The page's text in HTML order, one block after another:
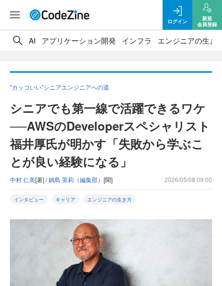
ログイン
新規
会員登録
AI アプリケーション開発 インフラ エンジニアの生き
"カッコいい"シニアエンジニアへの道
シニアでも第一線で活躍できるワケ
──AWSのDeveloperスペシャリスト
福井厚氏が明かす「失敗から学ぶこ
とが良い経験になる」
中村 仁美[著] /鍋島 英莉（編集部） [聞] 2026/05/08 09:00
インタビュー キャリア エンジニアの生き方